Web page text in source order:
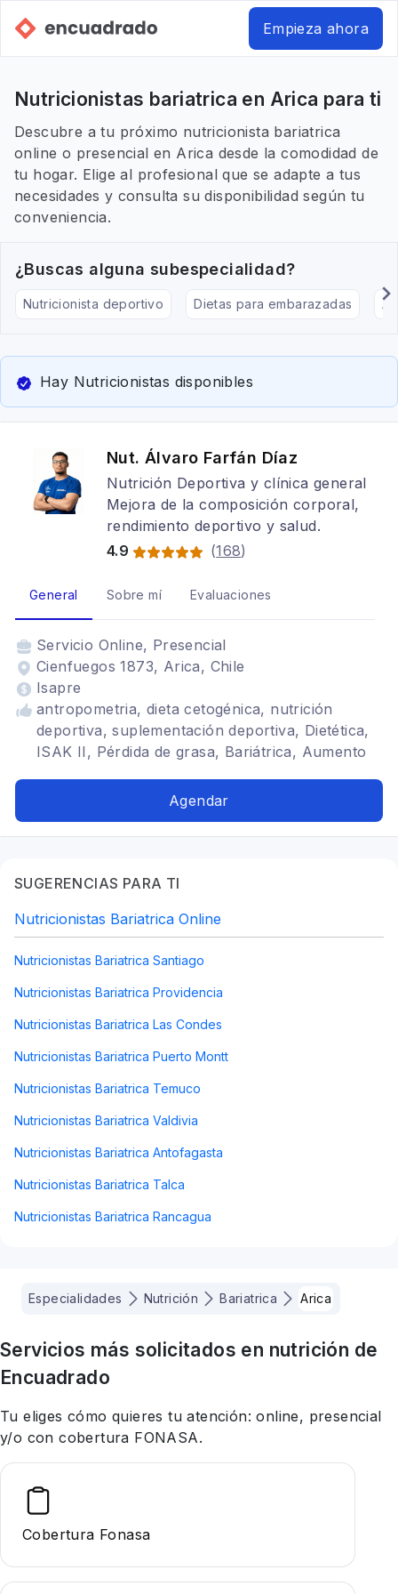
Empieza ahora
Nutricionistas bariatrica en Arica para ti
Descubre a tu próximo nutricionista bariatrica
online o presencial en Arica desde la comodidad de
tu hogar. Elige al profesional que se adapte a tus
necesidades y consulta su disponibilidad según tu
conveniencia.
¿Buscas alguna subespecialidad?
Nutricionista deportivo Dietas para embarazadas
Hay Nutricionistas disponibles
Nut. Álvaro Farfán Díaz
Nutrición Deportiva y clínica general
Mejora de la composición corporal,
rendimiento deportivo y salud.
4.9
(168)
General Sobre mí Evaluaciones
Servicio Online, Presencial
Cienfuegos 1873, Arica, Chile
Isapre
antropometria, dieta cetogénica, nutrición
deportiva, suplementación deportiva, Dietética,
ISAK II, Pérdida de grasa, Bariátrica, Aumento
Agendar
SUGERENCIAS PARA TI
Nutricionistas Bariatrica Online
Nutricionistas Bariatrica Santiago
Nutricionistas Bariatrica Providencia
Nutricionistas Bariatrica Las Condes
Nutricionistas Bariatrica Puerto Montt
Nutricionistas Bariatrica Temuco
Nutricionistas Bariatrica Valdivia
Nutricionistas Bariatrica Antofagasta
Nutricionistas Bariatrica Talca
Nutricionistas Bariatrica Rancagua
Especialidades Nutrición Bariatrica Arica
Servicios más solicitados en nutrición de
Encuadrado
Tu eliges cómo quieres tu atención: online, presencial
y/o con cobertura FONASA.
Cobertura Fonasa